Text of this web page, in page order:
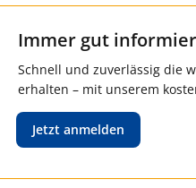
Immer gut
Schnell und zuverlässig die
erhalten – mit unserem
Jetzt anmelden